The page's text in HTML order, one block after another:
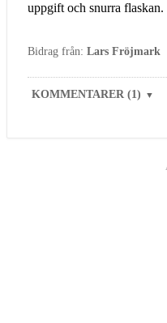
uppgift och snurra flaskan.
Bidrag från: Lars Fröjmark
KOMMENTARER (1) ▼